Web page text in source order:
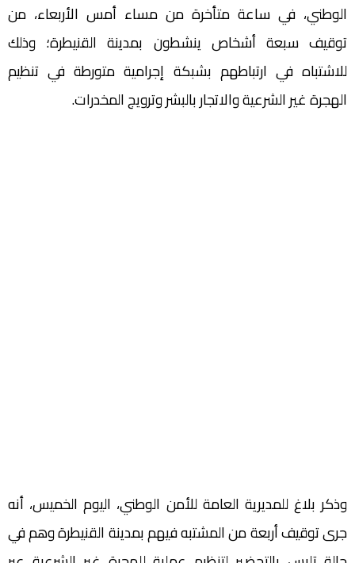
الوطني، في ساعة متأخرة من مساء أمس الأربعاء، من
توقيف سبعة أشخاص ينشطون بمدينة القنيطرة؛ وذلك
للاشتباه في ارتباطهم بشبكة إجرامية متورطة في تنظيم
الهجرة غير الشرعية والاتجار بالبشر وترويج المخدرات.
وذكر بلاغ للمديرية العامة للأمن الوطني، اليوم الخميس، أنه
جرى توقيف أربعة من المشتبه فيهم بمدينة القنيطرة وهم في